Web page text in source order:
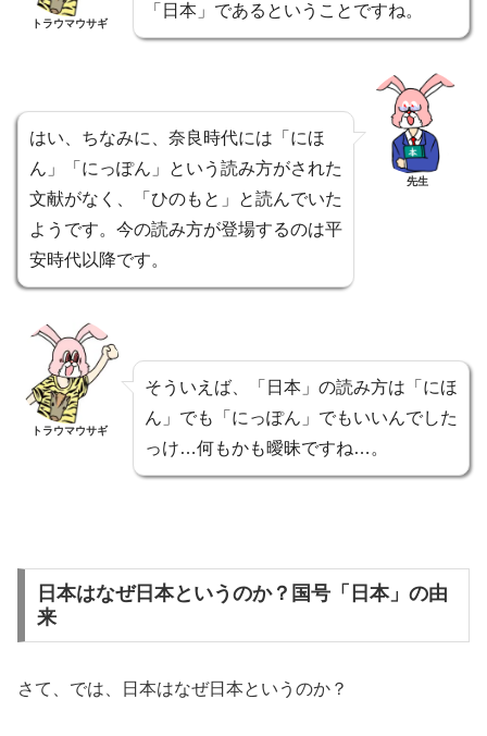
トラウマウサギ
「日本」であるということですね。
はい、ちなみに、奈良時代には「にほ
ん」「にっぽん」という読み方がされた
文献がなく、「ひのもと」と読んでいた
ようです。今の読み方が登場するのは平
安時代以降です。
先生
トラウマウサギ
そういえば、「日本」の読み方は「にほ
ん」でも「にっぽん」でもいいんでした
っけ…何もかも曖昧ですね…。
日本はなぜ日本というのか？国号「日本」の由
来
さて、では、日本はなぜ日本というのか？